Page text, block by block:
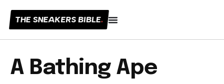
THE SNEAKERS BIBLE.
A Bathing Ape